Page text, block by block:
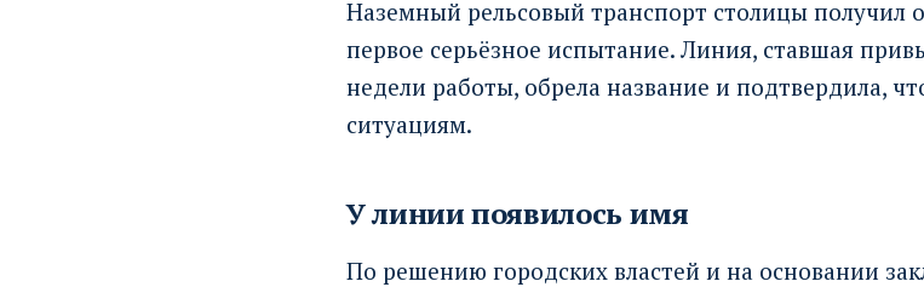
Наземный рельсовый транспорт столицы
первое серьёзное испытание. Линия, ставшая
недели работы, обрела название и подтвердила,
ситуациям.
У линии появилось имя
По решению городских властей и на основании